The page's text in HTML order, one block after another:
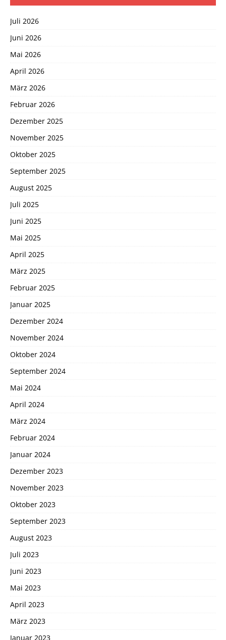
Juli 2026
Juni 2026
Mai 2026
April 2026
März 2026
Februar 2026
Dezember 2025
November 2025
Oktober 2025
September 2025
August 2025
Juli 2025
Juni 2025
Mai 2025
April 2025
März 2025
Februar 2025
Januar 2025
Dezember 2024
November 2024
Oktober 2024
September 2024
Mai 2024
April 2024
März 2024
Februar 2024
Januar 2024
Dezember 2023
November 2023
Oktober 2023
September 2023
August 2023
Juli 2023
Juni 2023
Mai 2023
April 2023
März 2023
Januar 2023